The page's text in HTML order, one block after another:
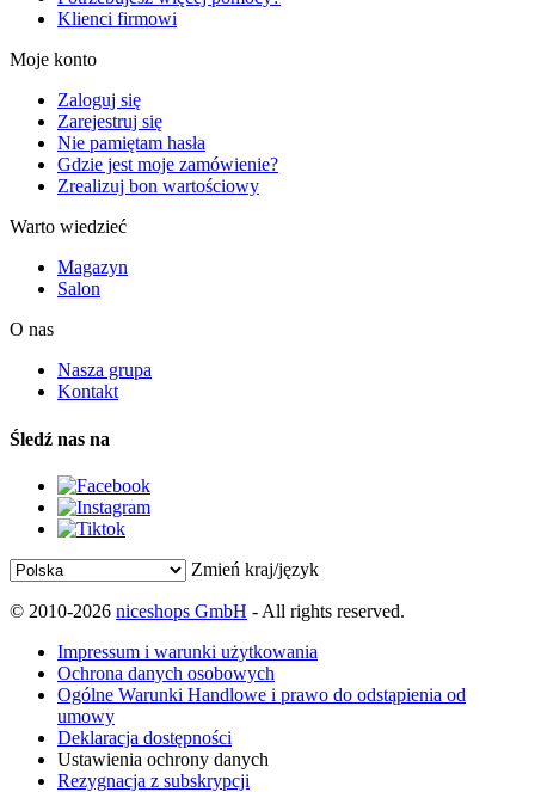
Klienci firmowi
Moje konto
Zaloguj się
Zarejestruj się
Nie pamiętam hasła
Gdzie jest moje zamówienie?
Zrealizuj bon wartościowy
Warto wiedzieć
Magazyn
Salon
O nas
Nasza grupa
Kontakt
Śledź nas na
Zmień kraj/język
© 2010-2026 niceshops GmbH - All rights reserved.
Impressum i warunki użytkowania
Ochrona danych osobowych
Ogólne Warunki Handlowe i prawo do odstąpienia od
umowy
Deklaracja dostępności
Ustawienia ochrony danych
Rezygnacja z subskrypcji